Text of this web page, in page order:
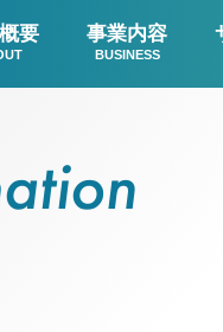
要 事業内容
BUSINESS